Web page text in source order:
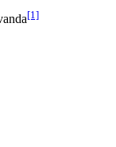
[1]